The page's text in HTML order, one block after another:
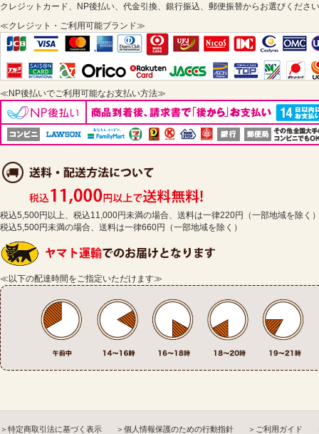
クレジットカード、NP後払い、代金引換、銀行振込、郵便振替からお選びくださ
≪クレジット・ご利用可能ブランド≫
≪NP後払いでご利用可能なお支払い方法≫
税込5,500円以上、税込11,000円未満の場合、送料は一律220円（一部地域を除く
税込5,500円未満の場合、送料は一律660円（一部地域を除く）
≪以下の配達時間をご指定いただけます≫
＞特定商取引法に基づく表示 ＞個人情報保護のための行動指針 ＞ご利用ガイド